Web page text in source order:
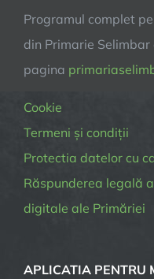
Programul complet
din Primarie
pagina
Cookie
Termeni și condiții
Protectia datelor cu
Răspunderea legală
digitale ale Primăriei
APLICATIA PENTRU